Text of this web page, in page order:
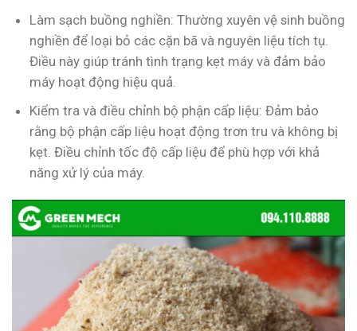
Làm sạch buồng nghiền: Thường xuyên vệ sinh buồng
nghiền để loại bỏ các cặn bã và nguyên liệu tích tụ.
Điều này giúp tránh tình trạng kẹt máy và đảm bảo
máy hoạt động hiệu quả.
Kiểm tra và điều chỉnh bộ phận cấp liệu: Đảm bảo
rằng bộ phận cấp liệu hoạt động trơn tru và không bị
kẹt. Điều chỉnh tốc độ cấp liệu để phù hợp với khả
năng xử lý của máy.